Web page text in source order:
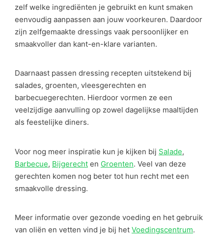
zelf welke ingrediënten je gebruikt en kunt smaken
eenvoudig aanpassen aan jouw voorkeuren. Daardoor
zijn zelfgemaakte dressings vaak persoonlijker en
smaakvoller dan kant-en-klare varianten.
Daarnaast passen dressing recepten uitstekend bij
salades, groenten, vleesgerechten en
barbecuegerechten. Hierdoor vormen ze een
veelzijdige aanvulling op zowel dagelijkse maaltijden
als feestelijke diners.
Voor nog meer inspiratie kun je kijken bij Salade,
Barbecue, Bijgerecht en Groenten. Veel van deze
gerechten komen nog beter tot hun recht met een
smaakvolle dressing.
Meer informatie over gezonde voeding en het gebruik
van oliën en vetten vind je bij het Voedingscentrum.